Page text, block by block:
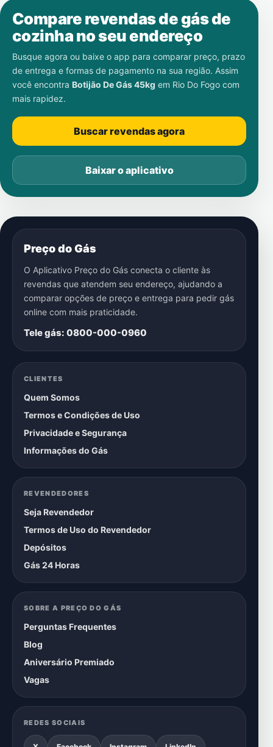
Compare revendas de gás de
cozinha no seu endereço
Busque agora ou baixe o app para comparar preço, prazo
de entrega e formas de pagamento na sua região. Assim
você encontra Botijão De Gás 45kg em Rio Do Fogo com
mais rapidez.
Buscar revendas agora
Baixar o aplicativo
Preço do Gás
O Aplicativo Preço do Gás conecta o cliente às
revendas que atendem seu endereço, ajudando a
comparar opções de preço e entrega para pedir gás
online com mais praticidade.
Tele gás: 0800-000-0960
CLIENTES
Quem Somos
Termos e Condições de Uso
Privacidade e Segurança
Informações do Gás
REVENDEDORES
Seja Revendedor
Termos de Uso do Revendedor
Depósitos
Gás 24 Horas
SOBRE A PREÇO DO GÁS
Perguntas Frequentes
Blog
Aniversário Premiado
Vagas
REDES SOCIAIS